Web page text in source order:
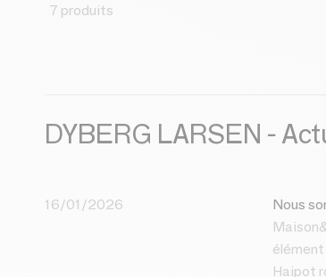
7 produits
DYBERG LARSEN -
16/01/2026
Nous
élément
Haipot